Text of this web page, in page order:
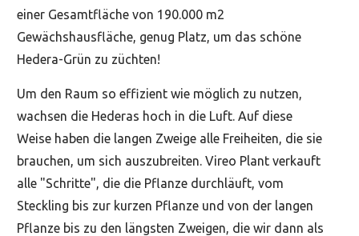
einer Gesamtfläche von 190.000 m2
Gewächshausfläche, genug Platz, um das schöne
Hedera-Grün zu züchten!
Um den Raum so effizient wie möglich zu nutzen,
wachsen die Hederas hoch in die Luft. Auf diese
Weise haben die langen Zweige alle Freiheiten, die sie
brauchen, um sich auszubreiten. Vireo Plant verkauft
alle "Schritte", die die Pflanze durchläuft, vom
Steckling bis zur kurzen Pflanze und von der langen
Pflanze bis zu den längsten Zweigen, die wir dann als